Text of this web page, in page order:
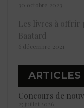
30 octobre 2023
Les livres à offrir
Baatard
6 décembre 2021
ARTICLES
Concours de
25 juillet 2026